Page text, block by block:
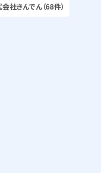
社きんでん（68件）